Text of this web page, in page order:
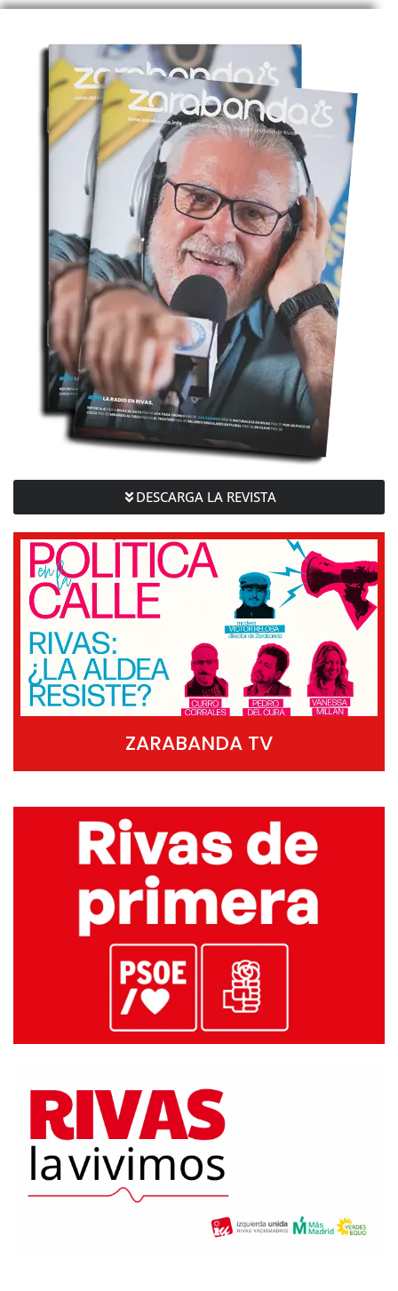
DESCARGA LA REVISTA
ZARABANDA TV